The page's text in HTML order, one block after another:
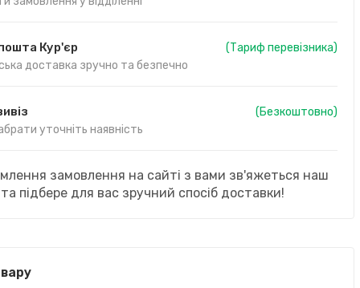
Кур'єр
доставка зручно та безпечно
(Тариф перевізника)
уточніть наявність
(Безкоштовно)
замовлення на сайті з вами зв'яжеться наш
підбере для вас зручний спосіб доставки!